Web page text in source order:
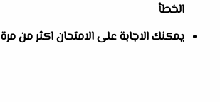
الخطأ
يمكنك الاجابة على الامتحان اكثر من مرة